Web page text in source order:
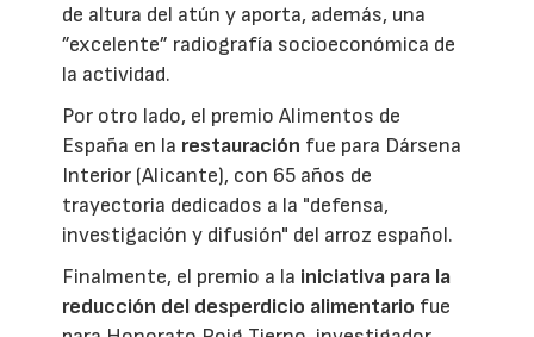
de altura del atún y aporta, además, una
”excelente” radiografía socioeconómica de
la actividad.
Por otro lado, el premio Alimentos de
España en la restauración fue para Dársena
Interior (Alicante), con 65 años de
trayectoria dedicados a la "defensa,
investigación y difusión" del arroz español.
Finalmente, el premio a la iniciativa para la
reducción del desperdicio alimentario fue